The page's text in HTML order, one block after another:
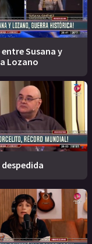
entre Susana y
Lozano